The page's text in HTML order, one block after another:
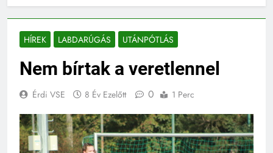
HÍREK LABDARÚGÁS UTÁNPÓTLÁS
Nem bírtak a veretlennel
Érdi VSE 8 Év Ezelőtt 0 1 Perc